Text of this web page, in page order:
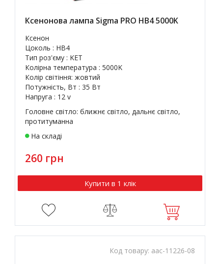
Ксенонова лампа Sigma PRO HB4 5000K
Ксенон
Цоколь : HB4
Тип роз'єму : KET
Колірна температура : 5000K
Колір світіння: жовтий
Потужність, Вт : 35 Вт
Напруга : 12 v
Головне світло: ближнє світло, дальнє світло,
протитуманна
На складі
260 грн
Купити в 1 клік
Код товару: aac-11226-08